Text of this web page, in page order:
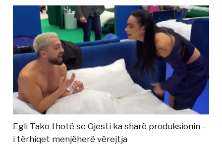
Egli Tako thotë se Gjesti ka sharë produksionin –
i tërhiqet menjëherë vërejtja